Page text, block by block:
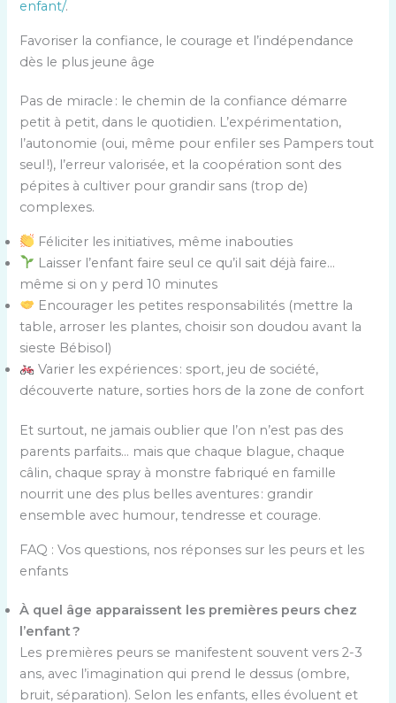
enfant/.
Favoriser la confiance, le courage et l’indépendance
dès le plus jeune âge
Pas de miracle : le chemin de la confiance démarre
petit à petit, dans le quotidien. L’expérimentation,
l’autonomie (oui, même pour enfiler ses Pampers tout
seul !), l’erreur valorisée, et la coopération sont des
pépites à cultiver pour grandir sans (trop de)
complexes.
Féliciter les initiatives, même inabouties
Laisser l’enfant faire seul ce qu’il sait déjà faire…
même si on y perd 10 minutes
Encourager les petites responsabilités (mettre la
table, arroser les plantes, choisir son doudou avant la
sieste Bébisol)
Varier les expériences : sport, jeu de société,
découverte nature, sorties hors de la zone de confort
Et surtout, ne jamais oublier que l’on n’est pas des
parents parfaits… mais que chaque blague, chaque
câlin, chaque spray à monstre fabriqué en famille
nourrit une des plus belles aventures : grandir
ensemble avec humour, tendresse et courage.
FAQ : Vos questions, nos réponses sur les peurs et les
enfants
À quel âge apparaissent les premières peurs chez
l’enfant ?
Les premières peurs se manifestent souvent vers 2-3
ans, avec l’imagination qui prend le dessus (ombre,
bruit, séparation). Selon les enfants, elles évoluent et